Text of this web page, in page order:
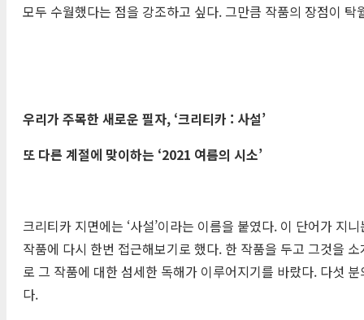
모두 수월했다는 점을 강조하고 싶다. 그만큼 작품의 장점이
우리가 주목한 새로운 필자, ‘크리티카 : 사설’
또 다른 계절에 맞이하는 ‘2021 여름의 시소’
크리티카 지면에는 ‘사설’이라는 이름을 붙였다. 이 단어가
작품에 다시 한번 접근해보기로 했다. 한 작품을 두고 그것을
로 그 작품에 대한 섬세한 독해가 이루어지기를 바랐다. 다섯
다.